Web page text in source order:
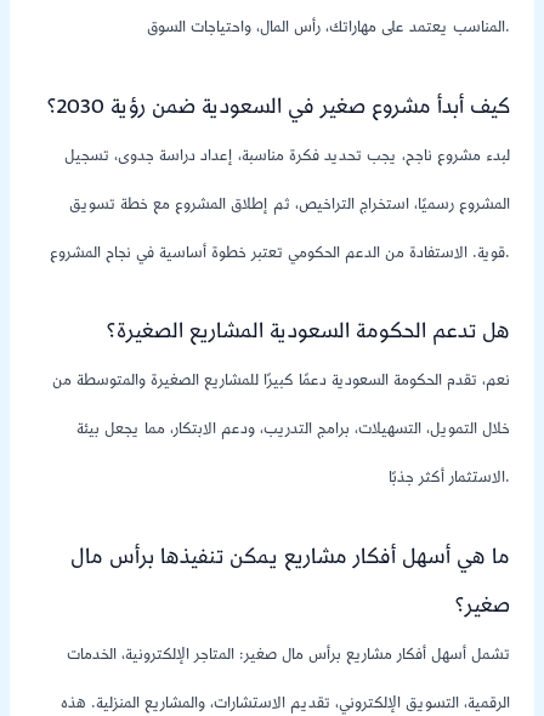
المناسب يعتمد على مهاراتك، رأس المال، واحتياجات السوق.
كيف أبدأ مشروع صغير في السعودية ضمن رؤية 2030؟
لبدء مشروع ناجح، يجب تحديد فكرة مناسبة، إعداد دراسة جدوى، تسجيل
المشروع رسميًا، استخراج التراخيص، ثم إطلاق المشروع مع خطة تسويق
قوية. الاستفادة من الدعم الحكومي تعتبر خطوة أساسية في نجاح المشروع.
هل تدعم الحكومة السعودية المشاريع الصغيرة؟
نعم، تقدم الحكومة السعودية دعمًا كبيرًا للمشاريع الصغيرة والمتوسطة من
خلال التمويل، التسهيلات، برامج التدريب، ودعم الابتكار، مما يجعل بيئة
الاستثمار أكثر جذبًا.
ما هي أسهل أفكار مشاريع يمكن تنفيذها برأس مال
صغير؟
تشمل أسهل أفكار مشاريع برأس مال صغير: المتاجر الإلكترونية، الخدمات
الرقمية، التسويق الإلكتروني، تقديم الاستشارات، والمشاريع المنزلية. هذه